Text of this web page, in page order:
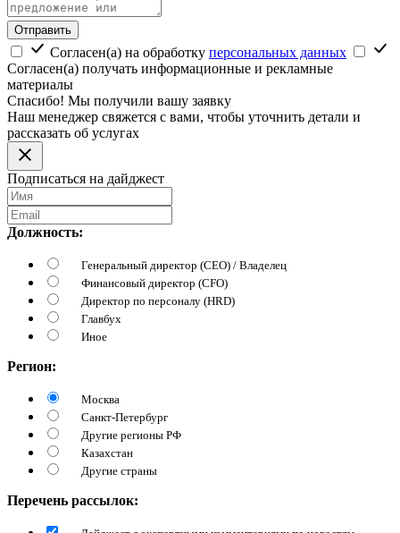
Отправить
Согласен(а) на обработку персональных данных
Согласен(а) получать информационные и рекламные
материалы
Спасибо! Мы получили вашу заявку
Наш менеджер свяжется с вами, чтобы уточнить детали и
рассказать об услугах
Подписаться на дайджест
Должность:
Генеральный директор (CEO) / Владелец
Финансовый директор (CFO)
Директор по персоналу (HRD)
Главбух
Иное
Регион:
Москва
Санкт-Петербург
Другие регионы РФ
Казахстан
Другие страны
Перечень рассылок: